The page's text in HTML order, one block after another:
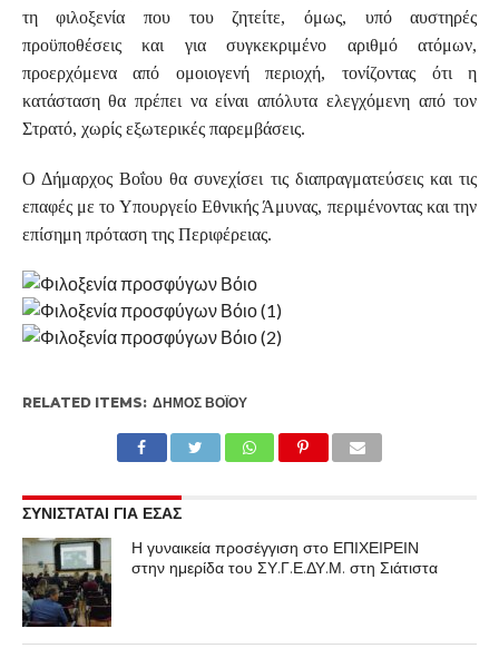
τη φιλοξενία που του ζητείτε, όμως, υπό αυστηρές
προϋποθέσεις και για συγκεκριμένο αριθμό ατόμων,
προερχόμενα από ομοιογενή περιοχή, τονίζοντας ότι η
κατάσταση θα πρέπει να είναι απόλυτα ελεγχόμενη από τον
Στρατό, χωρίς εξωτερικές παρεμβάσεις.
Ο Δήμαρχος Βοΐου θα συνεχίσει τις διαπραγματεύσεις και τις
επαφές με το Υπουργείο Εθνικής Άμυνας, περιμένοντας και την
επίσημη πρόταση της Περιφέρειας.
RELATED ITEMS: ΔΉΜΟΣ ΒΟΪ́ΟΥ
ΣΥΝΙΣΤΑΤΑΙ ΓΙΑ ΕΣΑΣ
Η γυναικεία προσέγγιση στο ΕΠΙΧΕΙΡΕΙΝ
στην ημερίδα του ΣΥ.Γ.Ε.ΔΥ.Μ. στη Σιάτιστα